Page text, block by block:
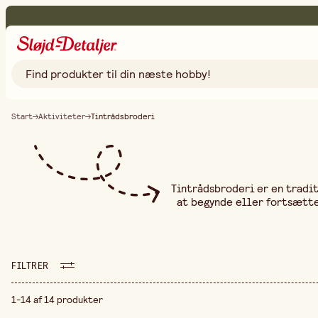
Start Aktiviteter Tintrådsbroderi
Tintrådsbroderi er en
at begynde eller
tilbyder tintråde i
kræves for at skabe
FILTRER
1-14 af 14 produkter